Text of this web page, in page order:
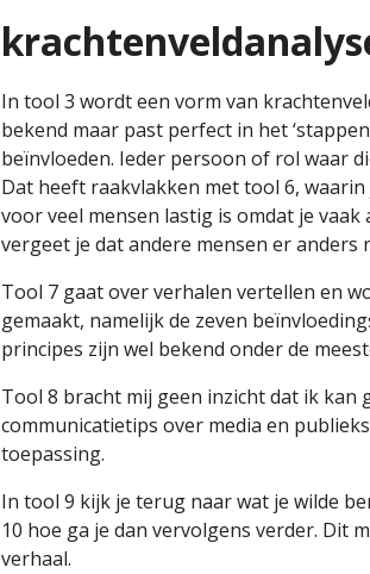
In tool 3 wordt een vorm van
bekend maar past perfect in het
beïnvloeden. Ieder persoon of rol waar
Dat heeft raakvlakken met tool 6,
voor veel mensen lastig is omdat je
vergeet je dat andere mensen er anders
Tool 7 gaat over verhalen vertellen en
gemaakt, namelijk de zeven
principes zijn wel bekend onder de
Tool 8 bracht mij geen inzicht dat ik
communicatietips over media en
toepassing.
In tool 9 kijk je terug naar wat je wilde
10 hoe ga je dan vervolgens verder. Dit
verhaal.